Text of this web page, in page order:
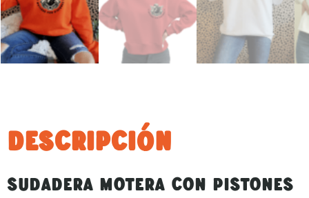
DESCRIPCIÓN
SUDADERA MOTERA CON PISTONES